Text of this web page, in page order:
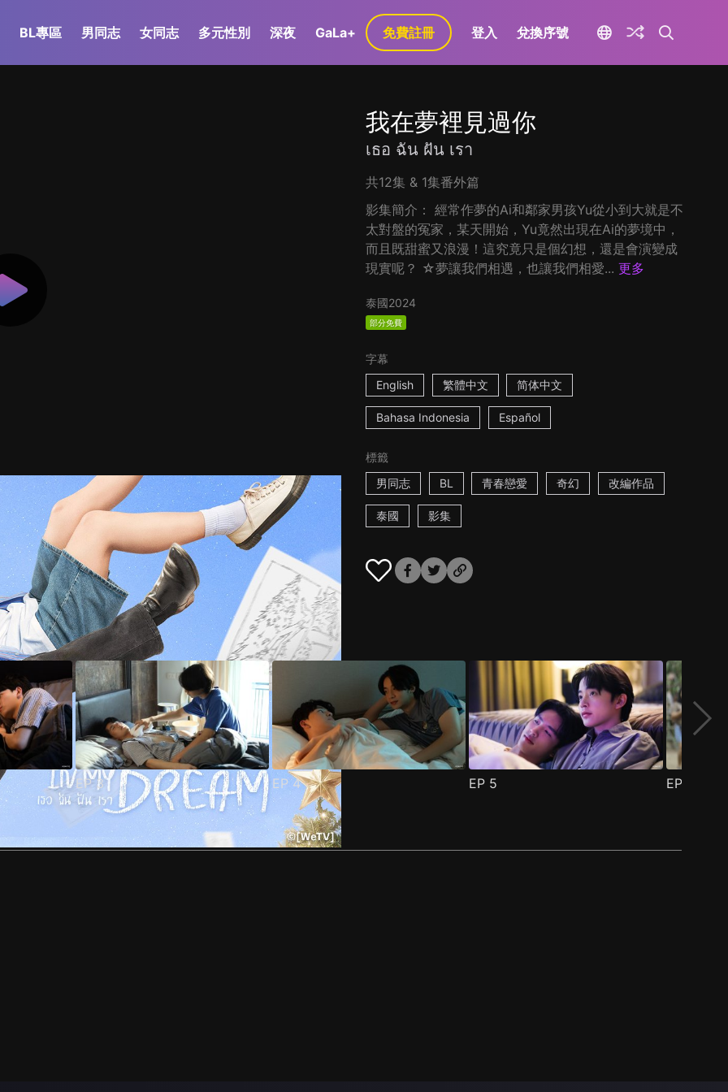
BL專區 男同志 女同志 多元性別 深夜 GaLa+ 免費註冊 登入 兌換序號
我在夢裡見過你
เธอ ฉัน ฝัน เรา
共12集 & 1集番外篇
影集簡介： 經常作夢的Ai和鄰家男孩Yu從小到大就是不
太對盤的冤家，某天開始，Yu竟然出現在Ai的夢境中，
而且既甜蜜又浪漫！這究竟只是個幻想，還是會演變成
現實呢？ ☆夢讓我們相遇，也讓我們相愛... 更多
泰國2024
部分免費
字幕
English
繁體中文 简体中文
Bahasa Indonesia Español
標籤
男同志
BL 青春戀愛 奇幻 改編作品
泰國 影集
EP3 EP 4 EP 5 EP